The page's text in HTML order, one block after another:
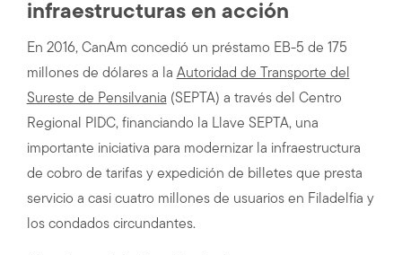
infraestructuras en acción
En 2016, CanAm concedió un préstamo EB-5 de 175
millones de dólares a la Autoridad de Transporte del
Sureste de Pensilvania (SEPTA) a través del Centro
Regional PIDC, financiando la Llave SEPTA, una
importante iniciativa para modernizar la infraestructura
de cobro de tarifas y expedición de billetes que presta
servicio a casi cuatro millones de usuarios en Filadelfia y
los condados circundantes.